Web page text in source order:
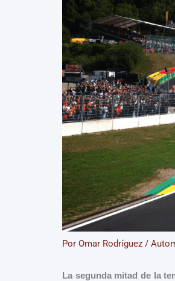
Por Omar Rodríguez /
La segunda mitad de la